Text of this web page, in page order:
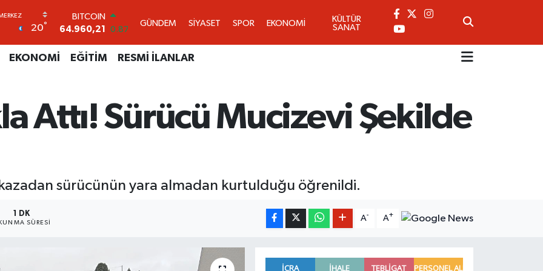
20°
DOLAR
47,7436
0.18
55,2510 0.32
6648.99
2.59
BİST100
13.779
-14
GÜNDEM SİYASET SPOR EKONOMİ
KÜLTÜR
SANAT
EKONOMİ EĞİTİM RESMİ İLANLAR
Attı! Sürücü Mucizevi Şekilde
sürücünün yara almadan kurtulduğu öğrenildi.
1 DK
SÜRESI
A- A+